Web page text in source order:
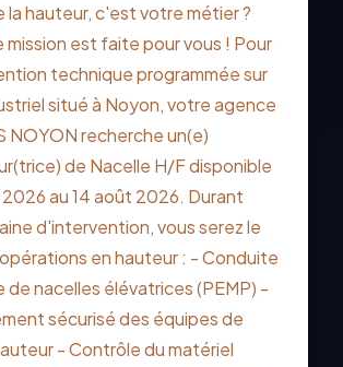
la hauteur, c'est votre métier ?
est faite pour vous ! Pour
technique programmée sur
situé à Noyon, votre agence
NOYON recherche un(e)
de Nacelle H/F disponible
au 14 août 2026. Durant
d'intervention, vous serez le
en hauteur : - Conduite
de nacelles élévatrices (PEMP) -
sécurisé des équipes de
- Contrôle du matériel